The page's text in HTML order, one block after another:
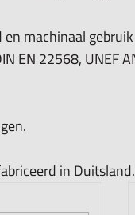
machinaal
EN 22568, UNEF
in